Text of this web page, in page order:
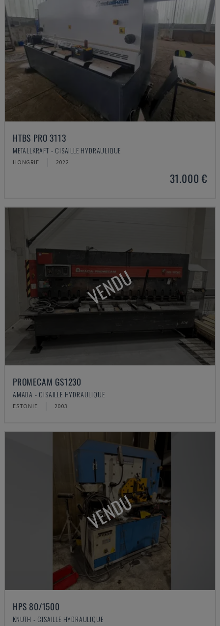
HTBS PRO 3113
METALLKRAFT - CISAILLE HYDRAULIQUE
HONGRIE 2022
31.000 €
VENDU
PROMECAM GS1230
AMADA - CISAILLE HYDRAULIQUE
ESTONIE 2003
VENDU
HPS 80/1500
KNUTH - CISAILLE HYDRAULIQUE